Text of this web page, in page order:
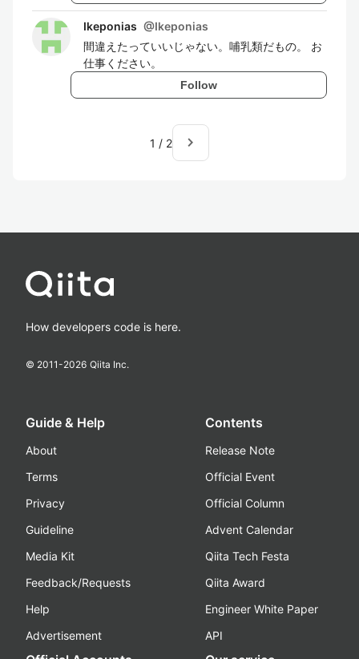
Ikeponias @Ikeponias
間違えたっていいじゃない。哺乳類だもの。 お
仕事ください。
Follow
1 / 2 navigate_next
How developers code is here.
© 2011-2026 Qiita Inc.
Guide & Help
About
Terms
Privacy
Guideline
Media Kit
Feedback/Requests
Help
Advertisement
Contents
Release Note
Official Event
Official Column
Advent Calendar
Qiita Tech Festa
Qiita Award
Engineer White Paper
API